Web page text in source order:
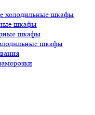
холодильные шкафы
шкафы
шкафы
шкафы